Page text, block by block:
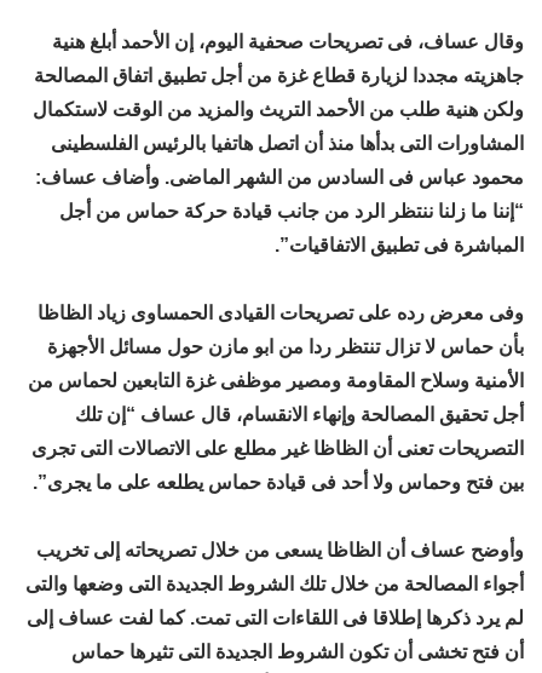
وقال عساف، فى تصريحات صحفية اليوم، إن الأحمد أبلغ هنية
جاهزيته مجددا لزيارة قطاع غزة من أجل تطبيق اتفاق المصالحة
ولكن هنية طلب من الأحمد التريث والمزيد من الوقت لاستكمال
المشاورات التى بدأها منذ أن اتصل هاتفيا بالرئيس الفلسطينى
محمود عباس فى السادس من الشهر الماضى. وأضاف عساف:
“إننا ما زلنا ننتظر الرد من جانب قيادة حركة حماس من أجل
المباشرة فى تطبيق الاتفاقيات”.
وفى معرض رده على تصريحات القيادى الحمساوى زياد الظاظا
بأن حماس لا تزال تنتظر ردا من ابو مازن حول مسائل الأجهزة
الأمنية وسلاح المقاومة ومصير موظفى غزة التابعين لحماس من
أجل تحقيق المصالحة وإنهاء الانقسام، قال عساف “إن تلك
التصريحات تعنى أن الظاظا غير مطلع على الاتصالات التى تجرى
بين فتح وحماس ولا أحد فى قيادة حماس يطلعه على ما يجرى”.
وأوضح عساف أن الظاظا يسعى من خلال تصريحاته إلى تخريب
أجواء المصالحة من خلال تلك الشروط الجديدة التى وضعها والتى
لم يرد ذكرها إطلاقا فى اللقاءات التى تمت. كما لفت عساف إلى
أن فتح تخشى أن تكون الشروط الجديدة التى تثيرها حماس